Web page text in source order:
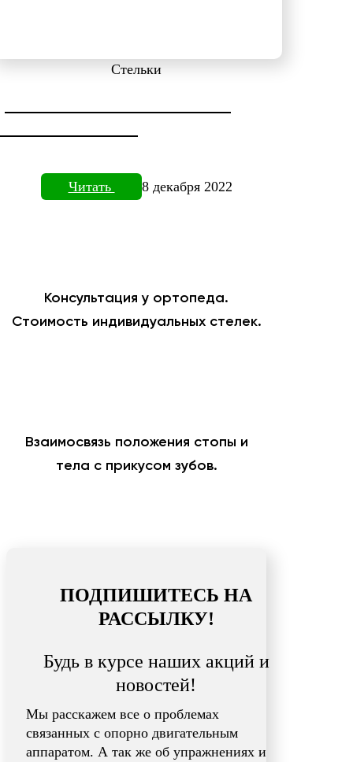
Стельки
Читать 8 декабря 2022
Консультация у ортопеда.
Стоимость индивидуальных стелек.
Взаимосвязь положения стопы и
тела с прикусом зубов.
ПОДПИШИТЕСЬ НА
РАССЫЛКУ!
Будь в курсе наших акций и
новостей!
Мы расскажем все о проблемах
связанных с опорно двигательным
аппаратом. А так же об упражнениях и